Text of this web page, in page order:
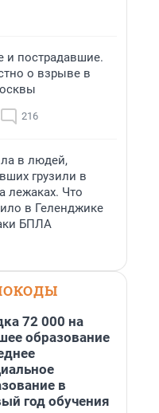
и пострадавшие.
о взрыве в
216
в людей,
грузили в
лежаках. Что
в Геленджике
БПЛА
72 000 на
образование
в
год обучения